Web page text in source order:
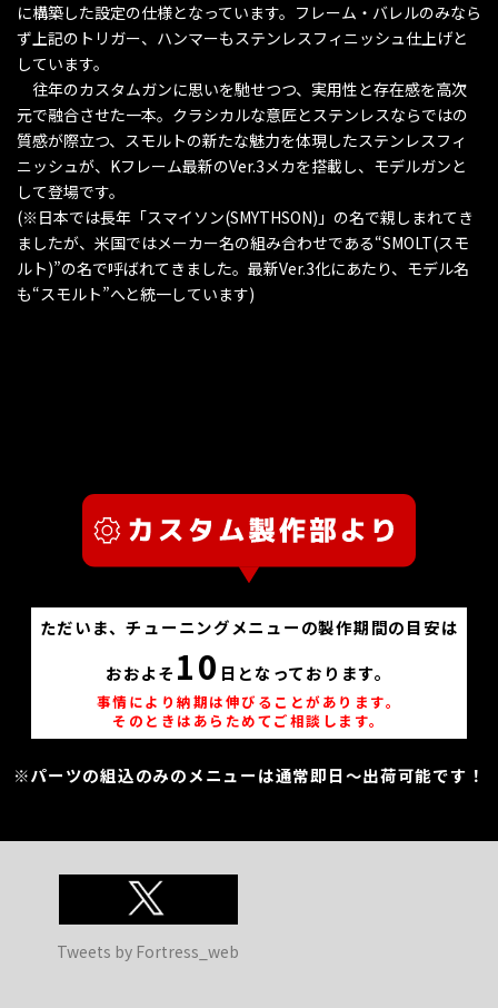
に構築した設定の仕様となっています。フレーム・バレルのみなら
ず上記のトリガー、ハンマーもステンレスフィニッシュ仕上げと
しています。
往年のカスタムガンに思いを馳せつつ、実用性と存在感を高次
元で融合させた一本。クラシカルな意匠とステンレスならではの
質感が際立つ、スモルトの新たな魅力を体現したステンレスフィ
ニッシュが、Kフレーム最新のVer.3メカを搭載し、モデルガンと
して登場です。
(※日本では長年「スマイソン(SMYTHSON)」の名で親しまれてき
ましたが、米国ではメーカー名の組み合わせである“SMOLT(スモ
ルト)”の名で呼ばれてきました。最新Ver.3化にあたり、モデル名
も“スモルト”へと統一しています)
ただいま、チューニングメニューの製作期間の目安は
おおよそ 10 日となっております。
事情により納期は伸びることがあります。
そのときはあらためてご相談します。
※パーツの組込のみのメニューは通常即日～出荷可能です！
Tweets by Fortress_web